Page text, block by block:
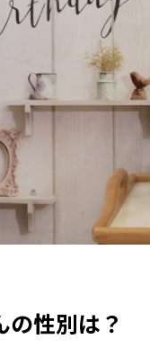
の性別は？